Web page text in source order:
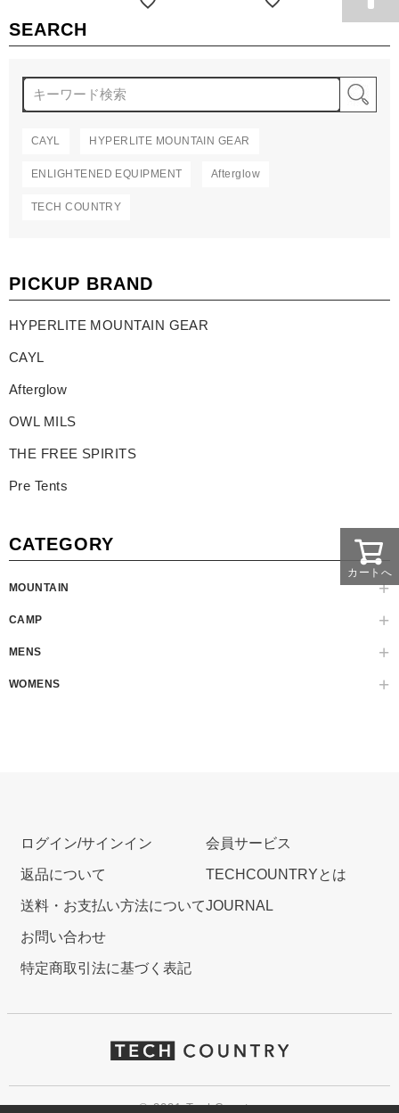
SEARCH
CAYL HYPERLITE MOUNTAIN GEAR
ENLIGHTENED EQUIPMENT Afterglow
TECH COUNTRY
PICKUP BRAND
HYPERLITE MOUNTAIN GEAR
CAYL
Afterglow
OWL MILS
THE FREE SPIRITS
Pre Tents
CATEGORY
MOUNTAIN
CAMP
MENS
WOMENS
カートへ
ログイン/サインイン
返品について
送料・お支払い方法について
お問い合わせ
特定商取引法に基づく表記
会員サービス
TECHCOUNTRYとは
JOURNAL
© 2021 TechCountry